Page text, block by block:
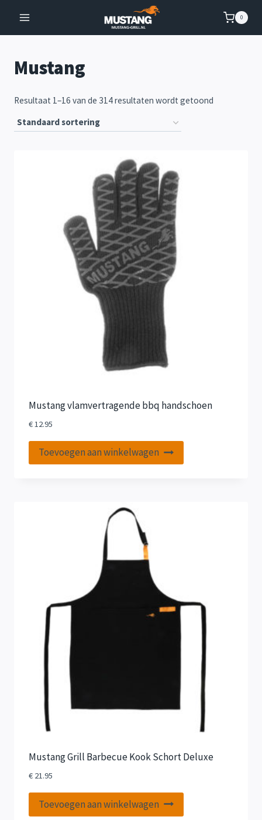
inhoud
0
Mustang
Resultaat 1–16 van de 314 resultaten wordt getoond
Mustang vlamvertragende bbq handschoen
€12.95
Toevoegen aan winkelwagen
Mustang Grill Barbecue Kook Schort Deluxe
€21.95
Toevoegen aan winkelwagen